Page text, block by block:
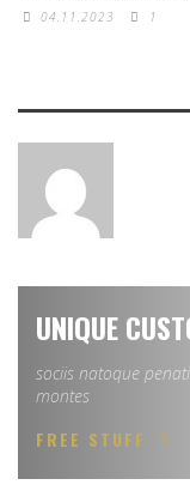
04.11.2023 1
UNIQUE
sociis natoque
montes
FREE STUFF